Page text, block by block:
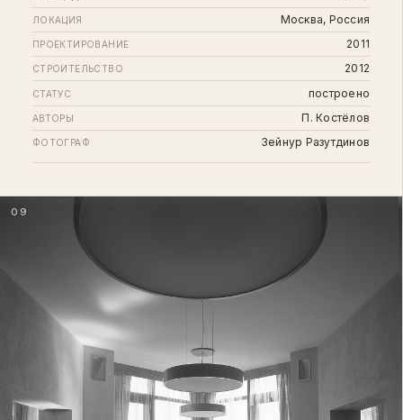
ЛОКАЦИЯ Москва, Россия
ПРОЕКТИРОВАНИЕ 2011
СТРОИТЕЛЬСТВО 2012
СТАТУС построено
АВТОРЫ П. Костёлов
ФОТОГРАФ Зейнур Разутдинов
09